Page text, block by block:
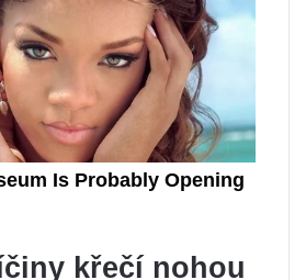
křečí nohou